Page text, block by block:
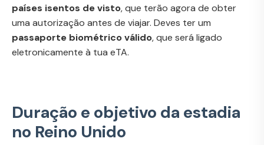
países isentos de visto, que terão agora de obter
uma autorização antes de viajar. Deves ter um
passaporte biométrico válido, que será ligado
eletronicamente à tua eTA.
Duração e objetivo da estadia
no Reino Unido